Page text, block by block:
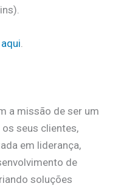
aqui.
a missão de ser um
seus clientes,
em liderança,
de
soluções